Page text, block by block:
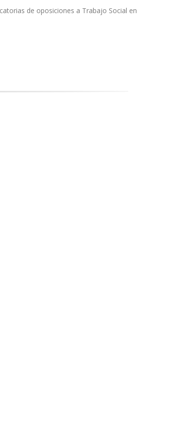
de oposiciones a Trabajo Social en